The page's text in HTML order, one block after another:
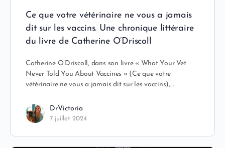
Ce que votre vétérinaire ne vous a jamais
dit sur les vaccins. Une chronique littéraire
du livre de Catherine O’Driscoll
Catherine O’Driscoll, dans son livre « What Your Vet
Never Told You About Vaccines » (Ce que votre
vétérinaire ne vous a jamais dit sur les vaccins),…
DrVictoria
7 juillet 2024